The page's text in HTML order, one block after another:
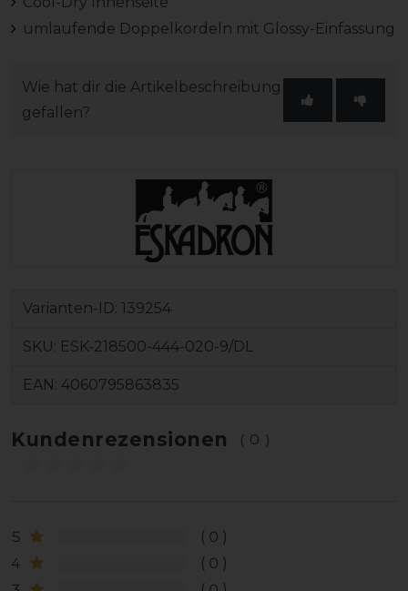
umlaufende Doppelkordeln mit Glossy-Einfassung
Wie hat dir die Artikelbeschreibung
gefallen?
Varianten-ID: 139254
SKU: ESK-218500-444-020-9/DL
EAN: 4060795863835
Kundenrezensionen (0)
5
0
4
0